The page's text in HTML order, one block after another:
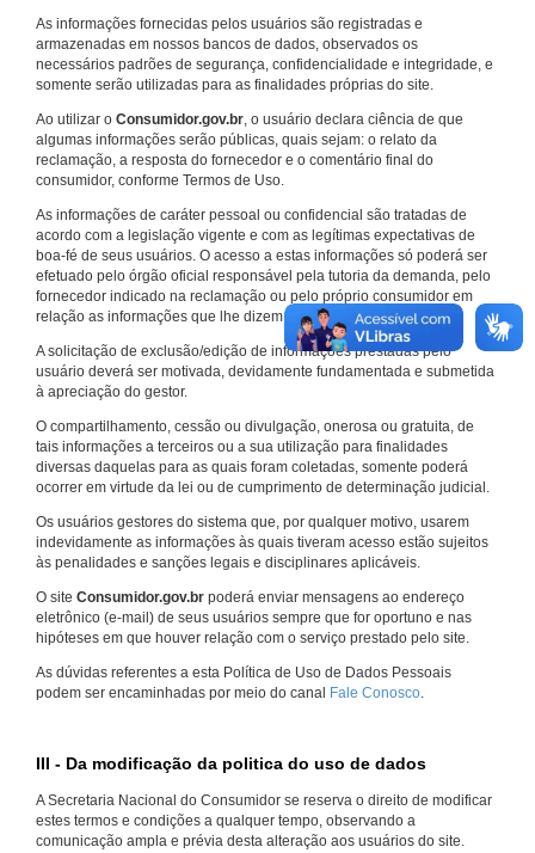
As informações fornecidas pelos usuários são registradas e
armazenadas em nossos bancos de dados, observados os
necessários padrões de segurança, confidencialidade e integridade, e
somente serão utilizadas para as finalidades próprias do site.
Ao utilizar o Consumidor.gov.br, o usuário declara ciência de que
algumas informações serão públicas, quais sejam: o relato da
reclamação, a resposta do fornecedor e o comentário final do
consumidor, conforme Termos de Uso.
As informações de caráter pessoal ou confidencial são tratadas de
acordo com a legislação vigente e com as legítimas expectativas de
boa-fé de seus usuários. O acesso a estas informações só poderá ser
efetuado pelo órgão oficial responsável pela tutoria da demanda, pelo
fornecedor indicado na reclamação ou pelo próprio consumidor em
relação as informações que lhe dizem respeito.
A solicitação de exclusão/edição de informações prestadas pelo
usuário deverá ser motivada, devidamente fundamentada e submetida
à apreciação do gestor.
O compartilhamento, cessão ou divulgação, onerosa ou gratuita, de
tais informações a terceiros ou a sua utilização para finalidades
diversas daquelas para as quais foram coletadas, somente poderá
ocorrer em virtude da lei ou de cumprimento de determinação judicial.
Os usuários gestores do sistema que, por qualquer motivo, usarem
indevidamente as informações às quais tiveram acesso estão sujeitos
às penalidades e sanções legais e disciplinares aplicáveis.
O site Consumidor.gov.br poderá enviar mensagens ao endereço
eletrônico (e-mail) de seus usuários sempre que for oportuno e nas
hipóteses em que houver relação com o serviço prestado pelo site.
As dúvidas referentes a esta Política de Uso de Dados Pessoais
podem ser encaminhadas por meio do canal Fale Conosco.
III - Da modificação da politica do uso de dados
A Secretaria Nacional do Consumidor se reserva o direito de modificar
estes termos e condições a qualquer tempo, observando a
comunicação ampla e prévia desta alteração aos usuários do site.